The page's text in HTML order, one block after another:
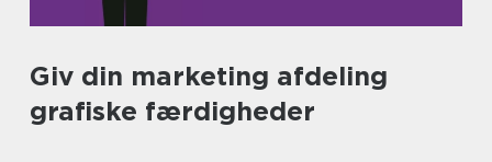
Giv din marketing afdeling
grafiske færdigheder